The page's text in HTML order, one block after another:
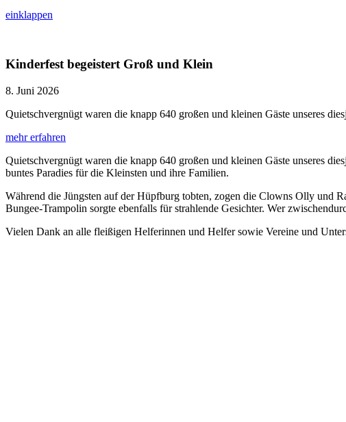
einklappen
Kinderfest begeistert Groß und Klein
8. Juni 2026
Quietschvergnügt waren die knapp 640 großen und kleinen Gäste unseres
mehr erfahren
Quietschvergnügt waren die knapp 640 großen und kleinen Gäste unseres
buntes Paradies für die Kleinsten und ihre Familien.
Während die Jüngsten auf der Hüpfburg tobten, zogen die Clowns Olly und
Bungee-Trampolin sorgte ebenfalls für strahlende Gesichter. Wer
Vielen Dank an alle fleißigen Helferinnen und Helfer sowie Vereine und